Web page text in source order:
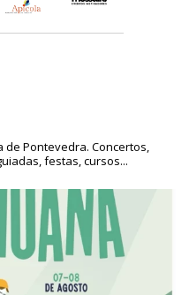
Pontevedra. Concertos,
festas, cursos...